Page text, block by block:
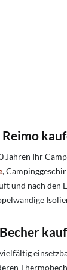
Jahren Ihr
,
und nach